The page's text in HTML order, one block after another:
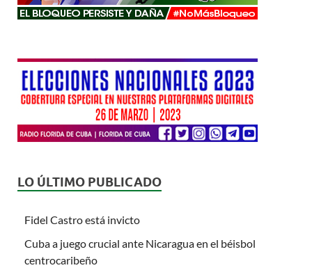
LO ÚLTIMO PUBLICADO
Fidel Castro está invicto
Cuba a juego crucial ante Nicaragua en el béisbol
centrocaribeño